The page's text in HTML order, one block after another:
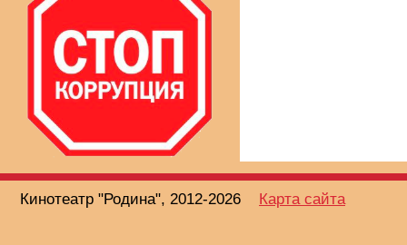
Кинотеатр "Родина", 2012-2026 Карта сайта